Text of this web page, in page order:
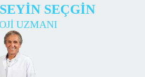
SEÇGİN
UZMANI